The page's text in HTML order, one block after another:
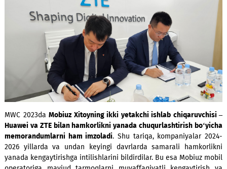
Mobiuz mobil operatori xorijiy banklardan jalb
mablag'larni va o'z mablag'larini texnologik jihozlarni
modernizatsiya qilish, yangi texnologiyalarni joriy etish, 4G
5G qamrovini kengaytirishga yo‘naltirmoqda.